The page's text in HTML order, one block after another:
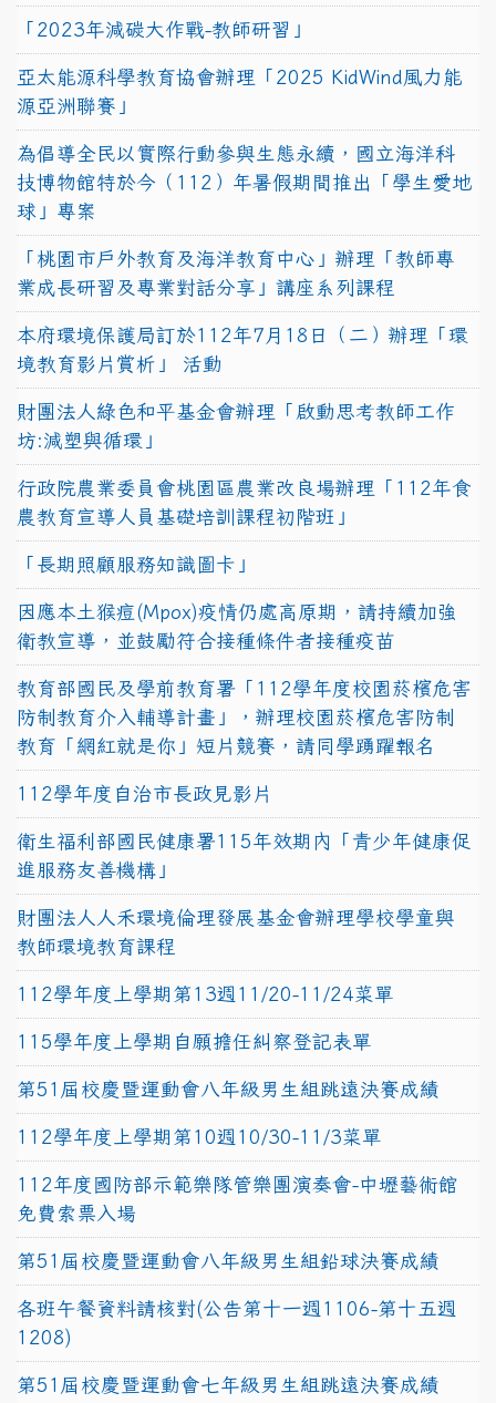
「2023年減碳大作戰-教師研習」
亞太能源科學教育協會辦理「2025 KidWind風力能
源亞洲聯賽」
為倡導全民以實際行動參與生態永續，國立海洋科
技博物館特於今（112）年暑假期間推出「學生愛地
球」專案
「桃園市戶外教育及海洋教育中心」辦理「教師專
業成長研習及專業對話分享」講座系列課程
本府環境保護局訂於112年7月18日（二）辦理「環
境教育影片賞析」 活動
財團法人綠色和平基金會辦理「啟動思考教師工作
坊:減塑與循環」
行政院農業委員會桃園區農業改良場辦理「112年食
農教育宣導人員基礎培訓課程初階班」
「長期照顧服務知識圖卡」
因應本土猴痘(Mpox)疫情仍處高原期，請持續加強
衛教宣導，並鼓勵符合接種條件者接種疫苗
教育部國民及學前教育署「112學年度校園菸檳危害
防制教育介入輔導計畫」，辦理校園菸檳危害防制
教育「網紅就是你」短片競賽，請同學踴躍報名
112學年度自治市長政見影片
衛生福利部國民健康署115年效期內「青少年健康促
進服務友善機構」
財團法人人禾環境倫理發展基金會辦理學校學童與
教師環境教育課程
112學年度上學期第13週11/20-11/24菜單
115學年度上學期自願擔任糾察登記表單
第51屆校慶暨運動會八年級男生組跳遠決賽成績
112學年度上學期第10週10/30-11/3菜單
112年度國防部示範樂隊管樂團演奏會-中壢藝術館
免費索票入場
第51屆校慶暨運動會八年級男生組鉛球決賽成績
各班午餐資料請核對(公告第十一週1106-第十五週
1208)
第51屆校慶暨運動會七年級男生組跳遠決賽成績